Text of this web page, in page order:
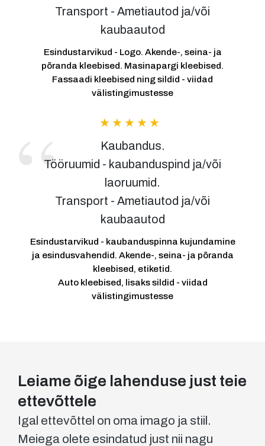
Transport - Ametiautod ja/või
kaubaautod
Esindustarvikud - Logo. Akende-, seina- ja
põranda kleebised. Masinapargi kleebised.
Fassaadi kleebised ning sildid - viidad
välistingimustesse
Kaubandus.
Tööruumid - kaubanduspind ja/või
laoruumid.
Transport - Ametiautod ja/või
kaubaautod
Esindustarvikud - kaubanduspinna kujundamine
ja esindusvahendid. Akende-, seina- ja põranda
kleebised, etiketid.
Auto kleebised, lisaks sildid - viidad
välistingimustesse
Leiame õige lahenduse just teie
ettevõttele
Igal ettevõttel on oma imago ja stiil.
Meiega olete esindatud just nii nagu